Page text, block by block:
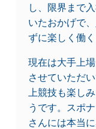
し、限界まで
いたおかげで
ずに楽しく働
現在は大手上
させていただ
上競技も楽し
うです。スポ
さんには本当